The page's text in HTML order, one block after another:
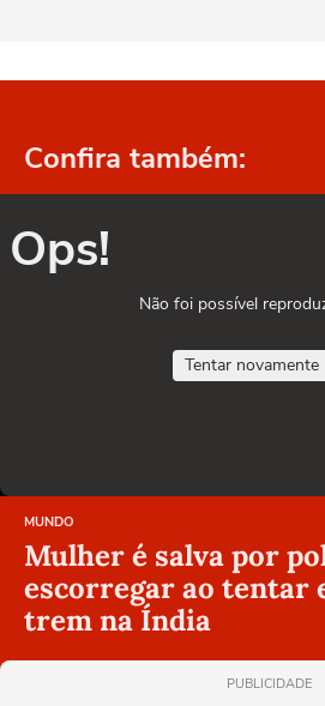
Confira também:
Ops!
Não foi possível
Tentar novamente
MUNDO
Mulher é salva por
escorregar ao tentar
trem na Índia
PUBLICIDADE